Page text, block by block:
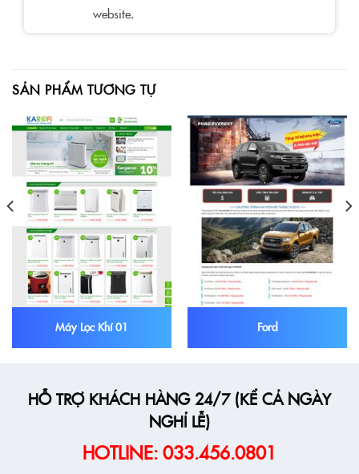
website.
SẢN PHẨM TƯƠNG TỰ
Máy Lọc Khí 01 Ford
HỖ TRỢ KHÁCH HÀNG 24/7 (KỂ CẢ NGÀY
NGHỈ LỄ)
HOTLINE: 033.456.0801